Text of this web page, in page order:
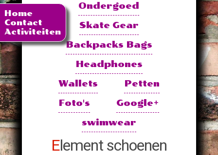
Ondergoed
Skate Gear
Backpacks Bags
Headphones
Wallets
Petten
Foto's
Google+
swimwear
Element schoenen
Home
Contact
Activiteiten